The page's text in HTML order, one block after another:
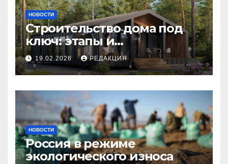
НОВОСТИ
Строительство дома под
ключ: этапы и
планирование бюджета
19.02.2026 РЕДАКЦИЯ
НОВОСТИ
Россия в режиме
экологического износа